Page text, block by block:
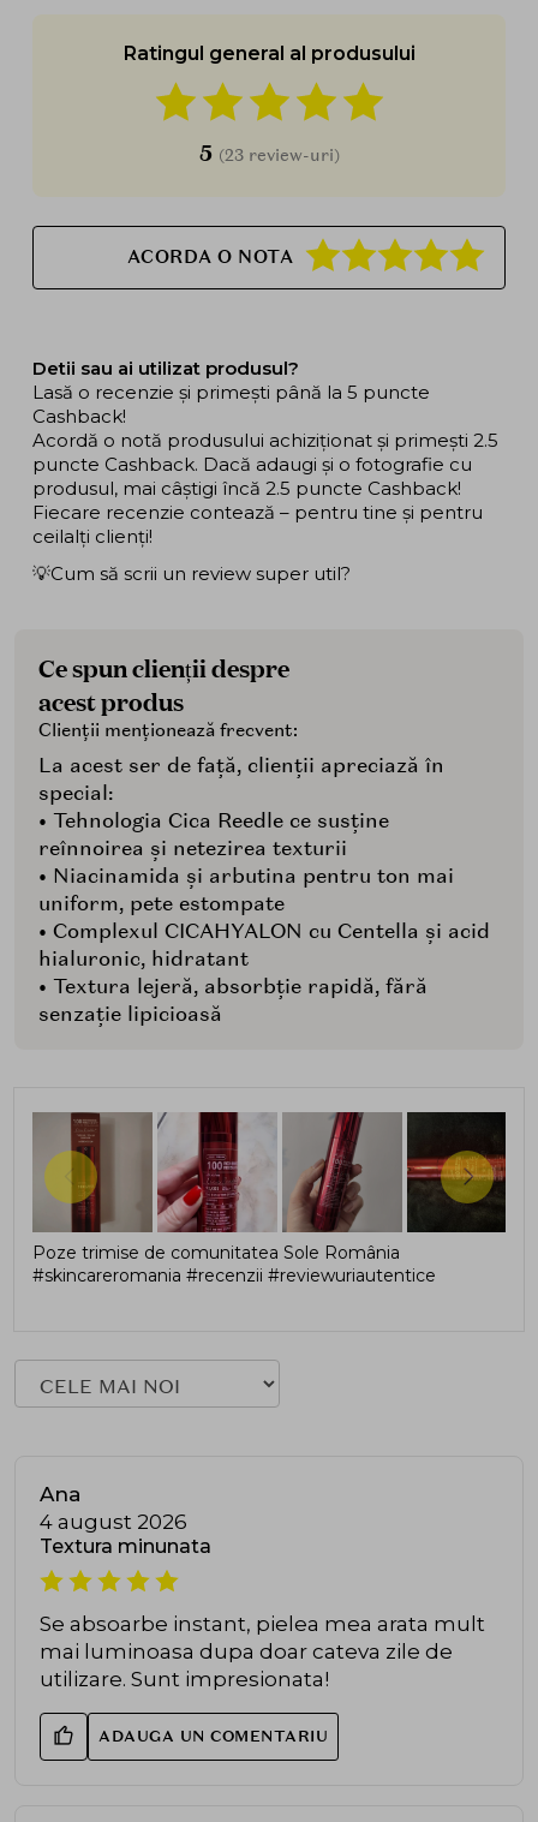
Ratingul general al produsului
5 (23 review-uri)
ACORDA O NOTA
Detii sau ai utilizat produsul?
Lasă o recenzie și primești până la 5 puncte
Cashback!
Acordă o notă produsului achiziționat și primești 2.5
puncte Cashback. Dacă adaugi și o fotografie cu
produsul, mai câștigi încă 2.5 puncte Cashback!
Fiecare recenzie contează – pentru tine și pentru
ceilalți clienți!
💡Cum să scrii un review super util?
Ce spun clienții despre
acest produs
Clienții menționează frecvent:
La acest ser de față, clienții apreciază în
special:
• Tehnologia Cica Reedle ce susține
reînnoirea și netezirea texturii
• Niacinamida și arbutina pentru ton mai
uniform, pete estompate
• Complexul CICAHYALON cu Centella și acid
hialuronic, hidratant
• Textura lejeră, absorbție rapidă, fără
senzație lipicioasă
Poze trimise de comunitatea Sole România
#skincareromania #recenzii #reviewuriautentice
Ana
4 august 2026
Textura minunata
Se absoarbe instant, pielea mea arata mult
mai luminoasa dupa doar cateva zile de
utilizare. Sunt impresionata!
ADAUGA UN COMENTARIU